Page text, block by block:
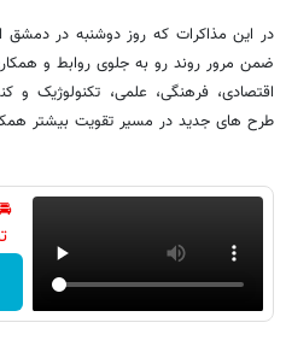
در این مذاکرات که روز دوشنبه در دمشق
ضمن مرور روند رو به جلوی روابط و
اقتصادی، فرهنگی، علمی، تکنولوژیک
طرح های جدید در مسیر تقویت بیشتر